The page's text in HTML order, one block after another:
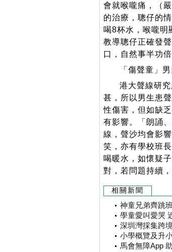
會就喉嚨痛，（
的治療，聰仔的
喝8杯水，喉嚨明
教導聰仔正確發
口，自然事半功倍
「傷聲童」
港大聲線研
甚，所以男生患
性傷害，但如缺
有影響。「朗誦
線，聲沙均會影
笑，亦有學校班
喝暖水，如懷疑
對，若問題持續
相關新聞
神童兄弟齊跳
學童愛叫愛哭
深圳灣採集跨
小學概覽及升
馬會無障App